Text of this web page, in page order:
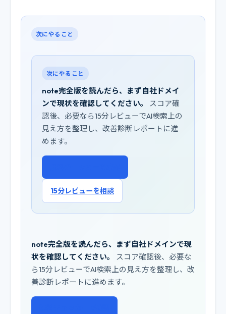
次にやること
次にやること
note完全版を読んだら、まず自社ドメイ
ンで現状を確認してください。
スコア確
認後、必要なら15分レビューでAI検索上の
見え方を整理し、改善診断レポートに進
めます。
15分レビューを相談
note完全版を読んだら、まず自社ドメインで現
状を確認してください。
スコア確認後、必要な
ら15分レビューでAI検索上の見え方を整理し、改
善診断レポートに進めます。